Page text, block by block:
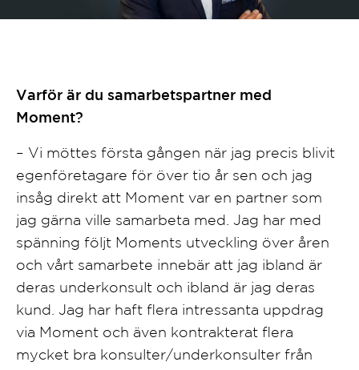
Varför är du samarbetspartner med
Moment?
– Vi möttes första gången när jag precis blivit
egenföretagare för över tio år sen och jag
insåg direkt att Moment var en partner som
jag gärna ville samarbeta med. Jag har med
spänning följt Moments utveckling över åren
och vårt samarbete innebär att jag ibland är
deras underkonsult och ibland är jag deras
kund. Jag har haft flera intressanta uppdrag
via Moment och även kontrakterat flera
mycket bra konsulter/underkonsulter från